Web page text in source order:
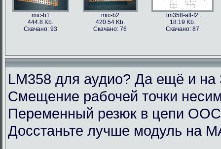
mic-b1
444.8 Kb.
Скачано: 93
mic-b2
420.54 Kb.
Скачано: 76
lm358-all-f2
18.19 Kb.
Скачано: 87
LM358 для аудио? Да ещё и на
Смещение рабочей точки
Переменный резюк в цепи
Досстаньте лучше модуль на